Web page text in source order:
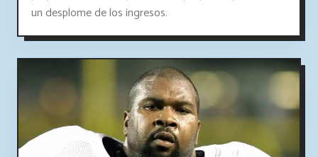
un desplome de los ingresos.